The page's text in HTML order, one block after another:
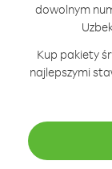
dowolnym
Kup pakiety
najlepszymi